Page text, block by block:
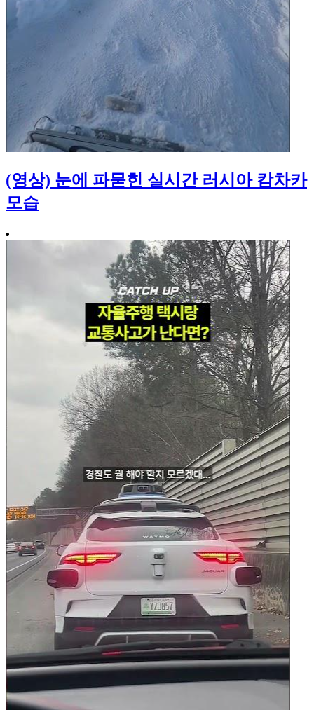
(영상) 눈에 파묻힌 실시간 러시아 캄차카
모습